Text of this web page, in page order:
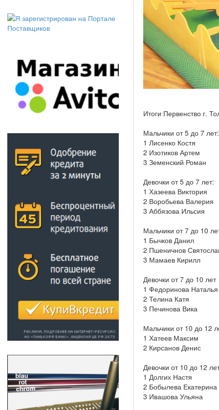
Итоги Первенство г.
Мальчики от 5 до 7 лет:
1 Лисенко Костя
2 Изотиков Артем
3 Земенский Роман
Девочки от 5 до 7 лет:
1 Хазеева Виктория
2 Воробьева Валерия
3 Аббязова Ильсия
Мальчики от 7 до 10
1 Бычков Данил
2 Пшеничнов
3 Мамаев Кирилл
Девочки от 7 до 10 лет
1 Федоринова Наталья
2 Телина Катя
3 Печинова Вика
Мальчики от 10 до 12
1 Хатеев Максим
2 Кирсанов Денис
Девочки от 10 до 12
1 Долгих Настя
2 Бобылева Екатерина
3 Ивашова Ульяна